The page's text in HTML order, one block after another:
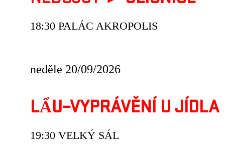
18:30 PALÁC AKROPOLIS
neděle 20/09/2026
LẨU–VYPRÁVĚNÍ U JÍDLA
19:30 VELKÝ SÁL